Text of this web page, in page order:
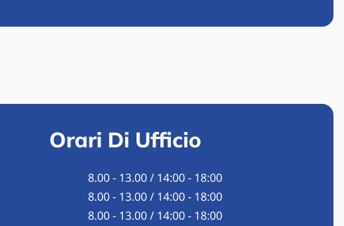
Orari Di Ufficio
8.00 - 13.00 / 14:00 - 18:00
8.00 - 13.00 / 14:00 - 18:00​
8.00 - 13.00 / 14:00 - 18:00​